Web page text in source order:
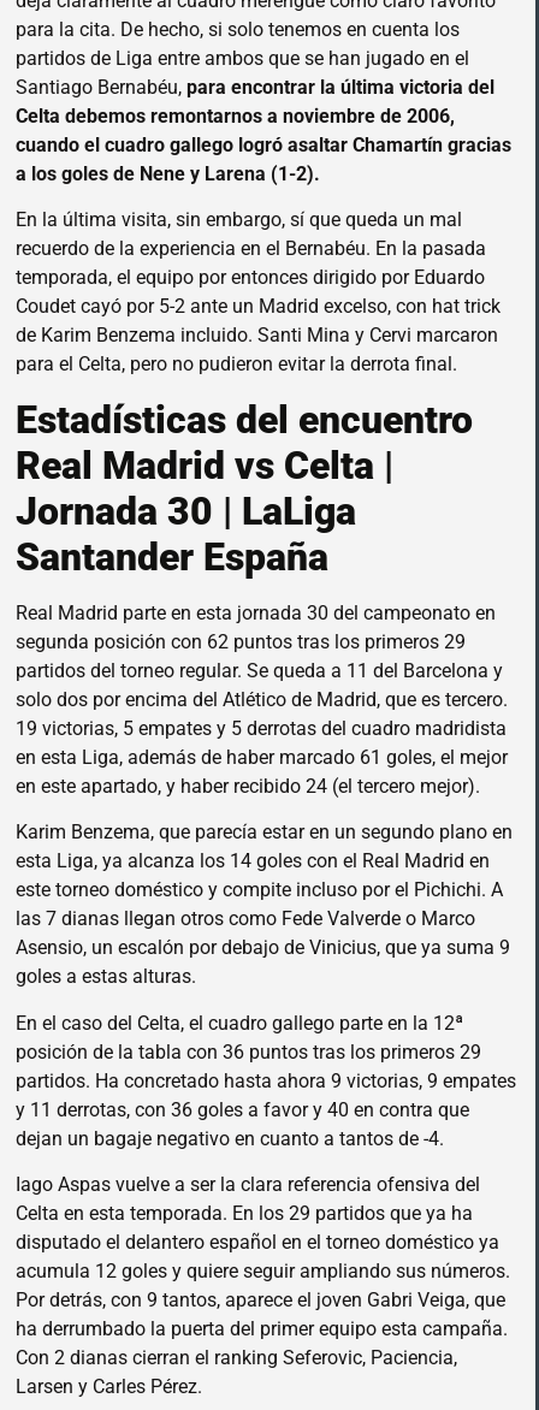
para la cita. De hecho, si solo tenemos en cuenta los
partidos de Liga entre ambos que se han jugado en el
Santiago Bernabéu, para encontrar la última victoria del
Celta debemos remontarnos a noviembre de 2006,
cuando el cuadro gallego logró asaltar Chamartín gracias
a los goles de Nene y Larena (1-2).
En la última visita, sin embargo, sí que queda un mal
recuerdo de la experiencia en el Bernabéu. En la pasada
temporada, el equipo por entonces dirigido por Eduardo
Coudet cayó por 5-2 ante un Madrid excelso, con hat trick
de Karim Benzema incluido. Santi Mina y Cervi marcaron
para el Celta, pero no pudieron evitar la derrota final.
Estadísticas del encuentro
Real Madrid vs Celta |
Jornada 30 | LaLiga
Santander España
Real Madrid parte en esta jornada 30 del campeonato en
segunda posición con 62 puntos tras los primeros 29
partidos del torneo regular. Se queda a 11 del Barcelona y
solo dos por encima del Atlético de Madrid, que es tercero.
19 victorias, 5 empates y 5 derrotas del cuadro madridista
en esta Liga, además de haber marcado 61 goles, el mejor
en este apartado, y haber recibido 24 (el tercero mejor).
Karim Benzema, que parecía estar en un segundo plano en
esta Liga, ya alcanza los 14 goles con el Real Madrid en
este torneo doméstico y compite incluso por el Pichichi. A
las 7 dianas llegan otros como Fede Valverde o Marco
Asensio, un escalón por debajo de Vinicius, que ya suma 9
goles a estas alturas.
En el caso del Celta, el cuadro gallego parte en la 12ª
posición de la tabla con 36 puntos tras los primeros 29
partidos. Ha concretado hasta ahora 9 victorias, 9 empates
y 11 derrotas, con 36 goles a favor y 40 en contra que
dejan un bagaje negativo en cuanto a tantos de -4.
Iago Aspas vuelve a ser la clara referencia ofensiva del
Celta en esta temporada. En los 29 partidos que ya ha
disputado el delantero español en el torneo doméstico ya
acumula 12 goles y quiere seguir ampliando sus números.
Por detrás, con 9 tantos, aparece el joven Gabri Veiga, que
ha derrumbado la puerta del primer equipo esta campaña.
Con 2 dianas cierran el ranking Seferovic, Paciencia,
Larsen y Carles Pérez.